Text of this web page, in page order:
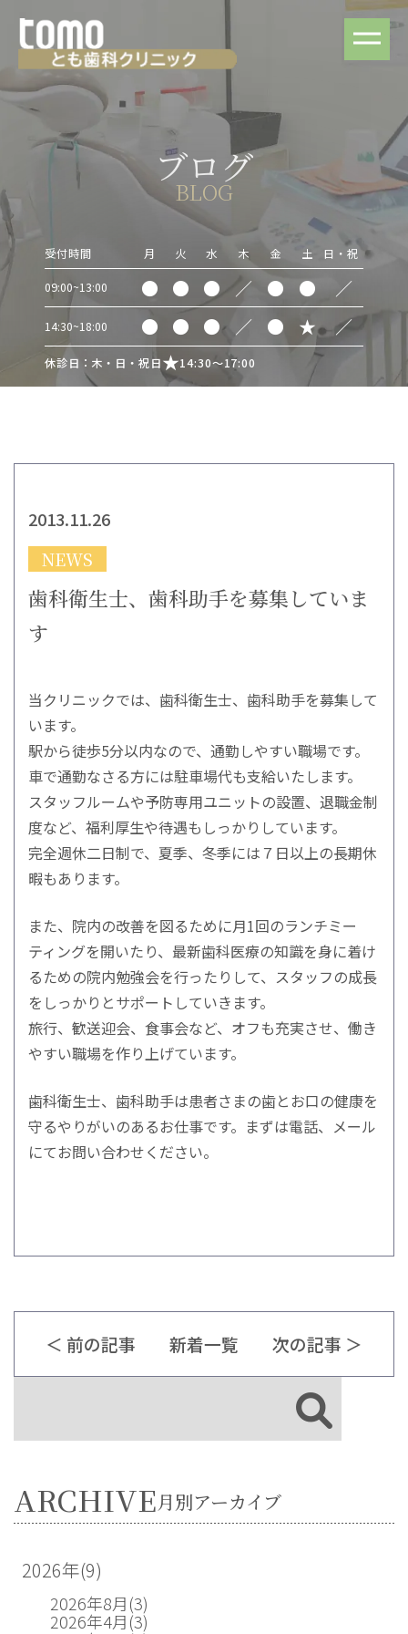
ブログ
BLOG
受付時間 月 火 水 木 金 土 日・祝
09:00~13:00 ● ● ● ／ ● ● ／
14:30~18:00 ● ● ● ／ ● ★ ／
休診日：木・日・祝日 14:30～17:00
2013.11.26
NEWS
歯科衛生士、歯科助手を募集していま
す
当クリニックでは、歯科衛生士、歯科助手を募集して
います。
駅から徒歩5分以内なので、通勤しやすい職場です。
車で通勤なさる方には駐車場代も支給いたします。
スタッフルームや予防専用ユニットの設置、退職金制
度など、福利厚生や待遇もしっかりしています。
完全週休二日制で、夏季、冬季には７日以上の長期休
暇もあります。
また、院内の改善を図るために月1回のランチミー
ティングを開いたり、最新歯科医療の知識を身に着け
るための院内勉強会を行ったりして、スタッフの成長
をしっかりとサポートしていきます。
旅行、歓送迎会、食事会など、オフも充実させ、働き
やすい職場を作り上げています。
歯科衛生士、歯科助手は患者さまの歯とお口の健康を
守るやりがいのあるお仕事です。まずは電話、メール
にてお問い合わせください。
＜ 前の記事 新着一覧 次の記事 ＞
ARCHIVE月別アーカイブ
2026年(9)
2026年8月(3)
2026年4月(3)